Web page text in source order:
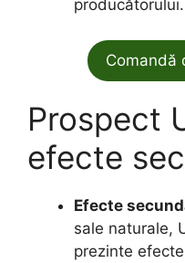
producătorului.
Comandă
Prospect
efecte
Efecte
sale naturale,
prezinte